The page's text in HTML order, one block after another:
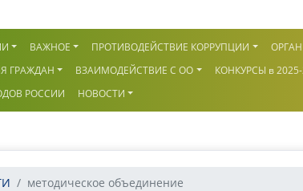
ВАЖНОЕ ПРОТИВОДЕЙСТВИЕ КОРРУПЦИИ
ГРАЖДАН ВЗАИМОДЕЙСТВИЕ С ОО КОНКУРСЫ в 2025-
РОССИИ НОВОСТИ
методическое объединение